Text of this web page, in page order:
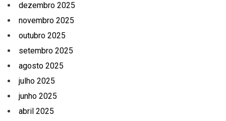
dezembro 2025
novembro 2025
outubro 2025
setembro 2025
agosto 2025
julho 2025
junho 2025
abril 2025